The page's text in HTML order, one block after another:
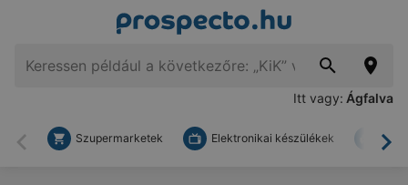
Itt vagy: Ágfalva
Vissza
Szupermarketek Elektronikai készülékek